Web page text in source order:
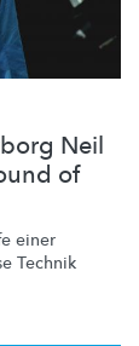
Neil
of
einer
Technik